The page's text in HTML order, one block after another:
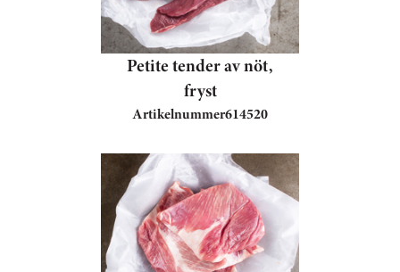
Petite tender av nöt,
fryst
Artikelnummer614520